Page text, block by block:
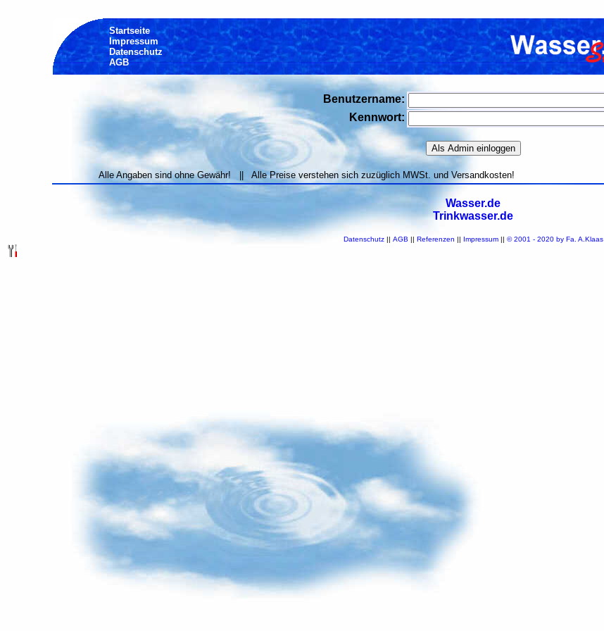
Startseite
Impressum
Datenschutz
AGB
Benutzername:
Kennwort:
Alle Angaben sind ohne Gewähr! || Alle Preise verstehen sich zuzüglich MWSt. und Versandkosten!
Wasser.de
Trinkwasser.de
Datenschutz|| AGB || Referenzen || Impressum|| © 2001 - 2020 by Fa. A.Klaas